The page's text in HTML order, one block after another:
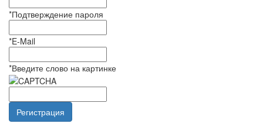
*Подтверждение пароля
*E-Mail
*Введите слово на картинке